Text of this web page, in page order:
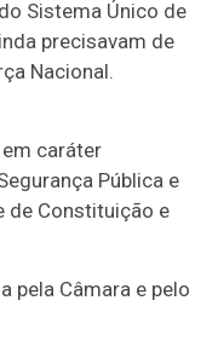
Sistema Único de
precisavam de
Nacional.
caráter
Pública e
de Constituição e
pela Câmara e pelo